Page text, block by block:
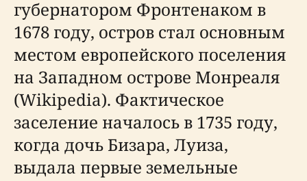
губернатором Фронтенаком в
1678 году, остров стал основным
местом европейского поселения
на Западном острове Монреаля
(Wikipedia). Фактическое
заселение началось в 1735 году,
когда дочь Бизара, Луиза,
выдала первые земельные